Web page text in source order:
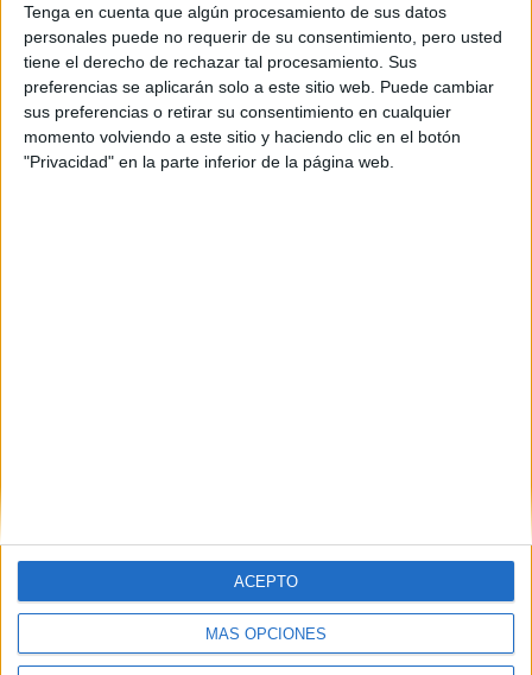
Tenga en cuenta que algún procesamiento de sus datos
personales puede no requerir de su consentimiento, pero usted
tiene el derecho de rechazar tal procesamiento. Sus
preferencias se aplicarán solo a este sitio web. Puede cambiar
sus preferencias o retirar su consentimiento en cualquier
momento volviendo a este sitio y haciendo clic en el botón
"Privacidad" en la parte inferior de la página web.
MÁS OPCIONES
ACEPTO
Campus Las Lagunillas, s/n
Edificio de Dirección y Gestión de Centros (C1)
23071 Jaén
Jaén
Tel:953 212 654
953 212 321
Leaflet|©OpenStreetMap